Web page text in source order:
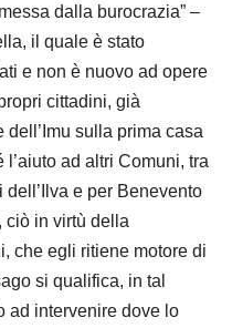
dalla burocrazia” –
il quale è stato
e non è nuovo ad opere
cittadini, già
sulla prima casa
ad altri Comuni, tra
e per Benevento
ciò in virtù della
che egli ritiene motore di
si qualifica, in tal
ad intervenire dove lo